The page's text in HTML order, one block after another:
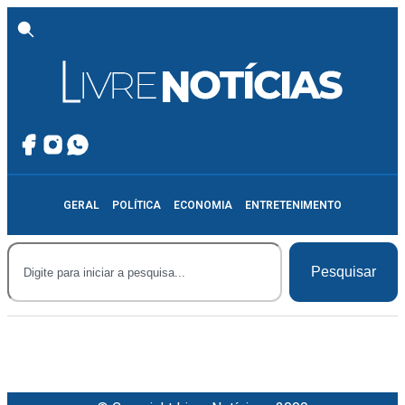
GERAL POLÍTICA ECONOMIA ENTRETENIMENTO
Pesquisar